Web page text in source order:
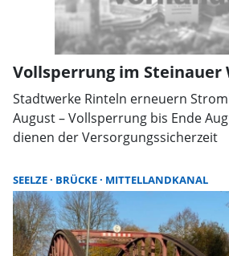
Vollsperrung im Steinauer
Stadtwerke Rinteln erneuern
August – Vollsperrung bis Ende
dienen der Versorgungssicherzeit
SEELZE BRÜCKE MITTELLANDKANAL